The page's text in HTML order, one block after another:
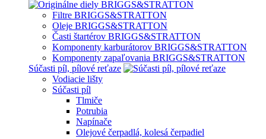
Filtre BRIGGS&STRATTON
Oleje BRIGGS&STRATTON
Časti štartérov BRIGGS&STRATTON
Komponenty karburátorov BRIGGS&STRATTON
Komponenty zapaľovania BRIGGS&STRATTON
Súčasti píl, pílové reťaze
Vodiacie lišty
Súčasti píl
Tlmiče
Potrubia
Napínače
Olejové čerpadlá, kolesá čerpadiel